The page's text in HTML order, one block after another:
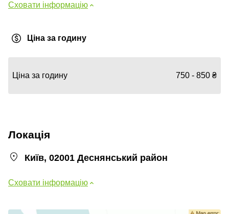
Сховати інформацію
Ціна за годину
Ціна за годину 750 - 850 ₴
Локація
Київ, 02001 Деснянський район
Сховати інформацію